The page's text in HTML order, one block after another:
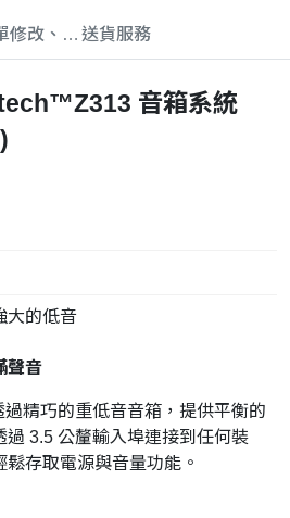
修改、取消與退款政策
送貨服務
音箱系統
大的低音
聲音
精巧的重低音音箱，提供平衡的
過 3.5 公釐輸入埠連接到任何裝
存取電源與音量功能。